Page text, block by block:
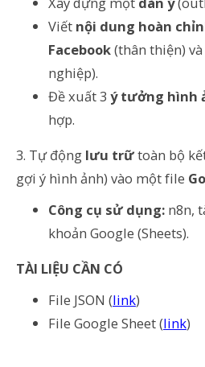
Viết nội dung hoàn
Facebook(thân thiện) và
nghiệp).
Đề xuất 3 ý tưởng hình
hợp.
3. Tự động lưu trữtoàn bộ
gợi ý hình ảnh) vào một file
Công cụ sử dụng: n8n,
khoản Google (Sheets).
TÀI LIỆU CẦN CÓ
File JSON (link)
File Google Sheet (link)